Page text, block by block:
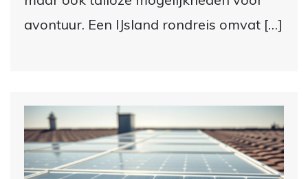
avontuur. Een IJsland rondreis omvat […]